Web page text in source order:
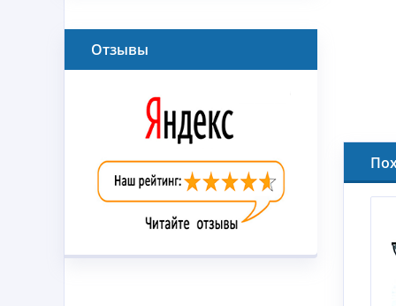
Отзывы